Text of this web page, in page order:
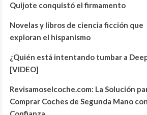
Quijote conquistó el firmamento
Novelas y libros de ciencia ficción que
exploran el hispanismo
¿Quién está intentando tumbar a
[VIDEO]
Revisamoselcoche.com: La Solución
Comprar Coches de Segunda Mano con